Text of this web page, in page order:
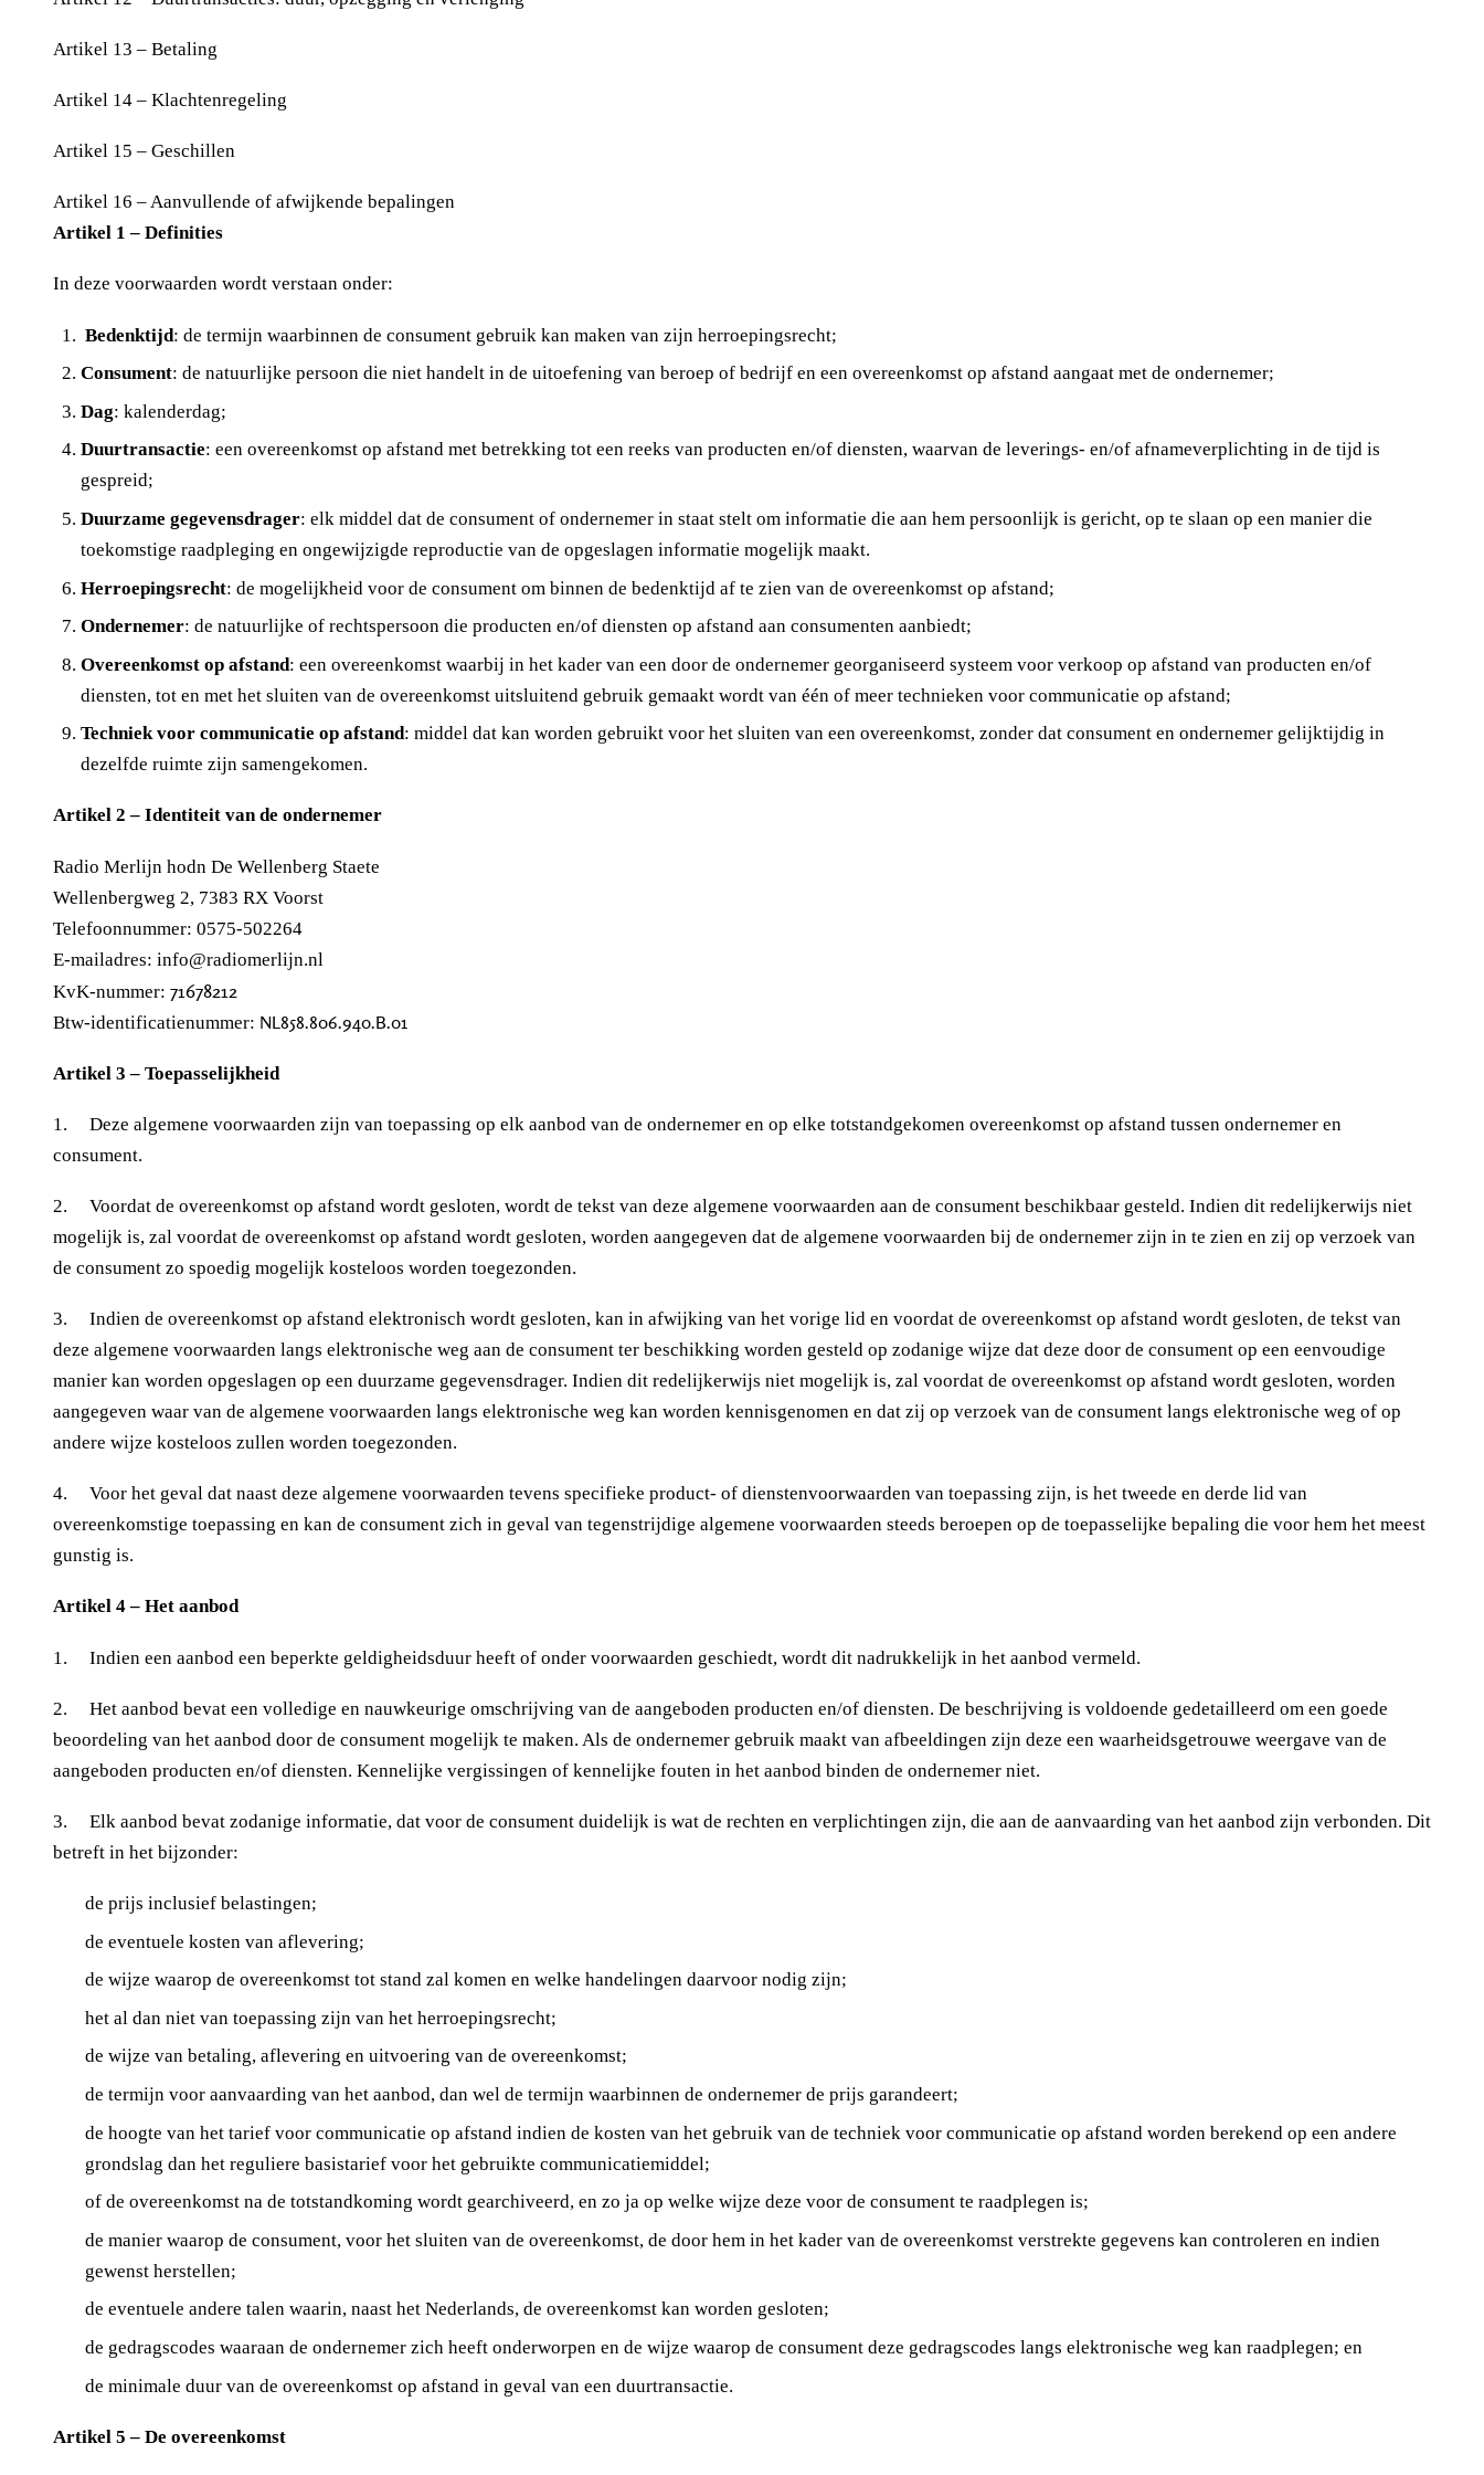
Artikel 13 – Betaling
Artikel 14 – Klachtenregeling
Artikel 15 – Geschillen
Artikel 16 – Aanvullende of afwijkende bepalingen
Artikel 1 – Definities
In deze voorwaarden wordt verstaan onder:
Bedenktijd: de termijn waarbinnen de consument gebruik kan maken van zijn herroepingsrecht;
Consument: de natuurlijke persoon die niet handelt in de uitoefening van beroep of bedrijf en een overeenkomst op afstand aangaat met de ondernemer;
Dag: kalenderdag;
Duurtransactie: een overeenkomst op afstand met betrekking tot een reeks van producten en/of diensten, waarvan de leverings- en/of afnameverplichting in de tijd is
gespreid;
Duurzame gegevensdrager: elk middel dat de consument of ondernemer in staat stelt om informatie die aan hem persoonlijk is gericht, op te slaan op een manier die
toekomstige raadpleging en ongewijzigde reproductie van de opgeslagen informatie mogelijk maakt.
Herroepingsrecht: de mogelijkheid voor de consument om binnen de bedenktijd af te zien van de overeenkomst op afstand;
Ondernemer: de natuurlijke of rechtspersoon die producten en/of diensten op afstand aan consumenten aanbiedt;
Overeenkomst op afstand: een overeenkomst waarbij in het kader van een door de ondernemer georganiseerd systeem voor verkoop op afstand van producten en/of
diensten, tot en met het sluiten van de overeenkomst uitsluitend gebruik gemaakt wordt van één of meer technieken voor communicatie op afstand;
Techniek voor communicatie op afstand: middel dat kan worden gebruikt voor het sluiten van een overeenkomst, zonder dat consument en ondernemer gelijktijdig in
dezelfde ruimte zijn samengekomen.
Artikel 2 – Identiteit van de ondernemer
Radio Merlijn hodn De Wellenberg Staete
Wellenbergweg 2, 7383 RX Voorst
Telefoonnummer: 0575-502264
E-mailadres: info@radiomerlijn.nl
KvK-nummer: 71678212
Btw-identificatienummer: NL858.806.940.B.01
Artikel 3 – Toepasselijkheid
1. Deze algemene voorwaarden zijn van toepassing op elk aanbod van de ondernemer en op elke totstandgekomen overeenkomst op afstand tussen ondernemer en
consument.
2. Voordat de overeenkomst op afstand wordt gesloten, wordt de tekst van deze algemene voorwaarden aan de consument beschikbaar gesteld. Indien dit redelijkerwijs niet
mogelijk is, zal voordat de overeenkomst op afstand wordt gesloten, worden aangegeven dat de algemene voorwaarden bij de ondernemer zijn in te zien en zij op verzoek van
de consument zo spoedig mogelijk kosteloos worden toegezonden.
3. Indien de overeenkomst op afstand elektronisch wordt gesloten, kan in afwijking van het vorige lid en voordat de overeenkomst op afstand wordt gesloten, de tekst van
deze algemene voorwaarden langs elektronische weg aan de consument ter beschikking worden gesteld op zodanige wijze dat deze door de consument op een eenvoudige
manier kan worden opgeslagen op een duurzame gegevensdrager. Indien dit redelijkerwijs niet mogelijk is, zal voordat de overeenkomst op afstand wordt gesloten, worden
aangegeven waar van de algemene voorwaarden langs elektronische weg kan worden kennisgenomen en dat zij op verzoek van de consument langs elektronische weg of op
andere wijze kosteloos zullen worden toegezonden.
4. Voor het geval dat naast deze algemene voorwaarden tevens specifieke product- of dienstenvoorwaarden van toepassing zijn, is het tweede en derde lid van
overeenkomstige toepassing en kan de consument zich in geval van tegenstrijdige algemene voorwaarden steeds beroepen op de toepasselijke bepaling die voor hem het meest
gunstig is.
Artikel 4 – Het aanbod
1. Indien een aanbod een beperkte geldigheidsduur heeft of onder voorwaarden geschiedt, wordt dit nadrukkelijk in het aanbod vermeld.
2. Het aanbod bevat een volledige en nauwkeurige omschrijving van de aangeboden producten en/of diensten. De beschrijving is voldoende gedetailleerd om een goede
beoordeling van het aanbod door de consument mogelijk te maken. Als de ondernemer gebruik maakt van afbeeldingen zijn deze een waarheidsgetrouwe weergave van de
aangeboden producten en/of diensten. Kennelijke vergissingen of kennelijke fouten in het aanbod binden de ondernemer niet.
3. Elk aanbod bevat zodanige informatie, dat voor de consument duidelijk is wat de rechten en verplichtingen zijn, die aan de aanvaarding van het aanbod zijn verbonden. Dit
betreft in het bijzonder:
de prijs inclusief belastingen;
de eventuele kosten van aflevering;
de wijze waarop de overeenkomst tot stand zal komen en welke handelingen daarvoor nodig zijn;
het al dan niet van toepassing zijn van het herroepingsrecht;
de wijze van betaling, aflevering en uitvoering van de overeenkomst;
de termijn voor aanvaarding van het aanbod, dan wel de termijn waarbinnen de ondernemer de prijs garandeert;
de hoogte van het tarief voor communicatie op afstand indien de kosten van het gebruik van de techniek voor communicatie op afstand worden berekend op een andere
grondslag dan het reguliere basistarief voor het gebruikte communicatiemiddel;
of de overeenkomst na de totstandkoming wordt gearchiveerd, en zo ja op welke wijze deze voor de consument te raadplegen is;
de manier waarop de consument, voor het sluiten van de overeenkomst, de door hem in het kader van de overeenkomst verstrekte gegevens kan controleren en indien
gewenst herstellen;
de eventuele andere talen waarin, naast het Nederlands, de overeenkomst kan worden gesloten;
de gedragscodes waaraan de ondernemer zich heeft onderworpen en de wijze waarop de consument deze gedragscodes langs elektronische weg kan raadplegen; en
de minimale duur van de overeenkomst op afstand in geval van een duurtransactie.
Artikel 5 – De overeenkomst